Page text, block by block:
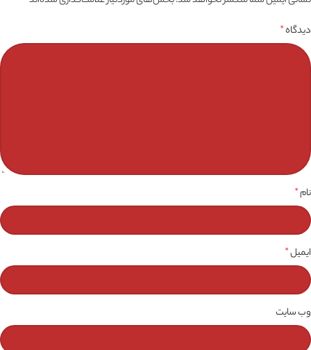
دیدگاه*
نام*
ایمیل*
وب‌ سایت